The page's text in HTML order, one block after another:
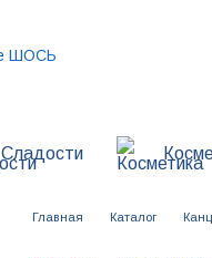
Сладости
Главная Каталог